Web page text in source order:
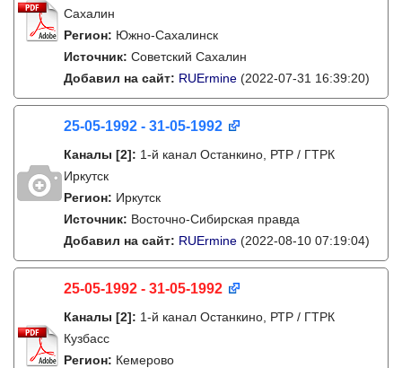
Сахалин
Регион: Южно-Сахалинск
Источник: Советский Сахалин
Добавил на сайт: RUErmine (2022-07-31 16:39:20)
25-05-1992 - 31-05-1992
Каналы [2]: 1-й канал Останкино, РТР / ГТРК
Иркутск
Регион: Иркутск
Источник: Восточно-Сибирская правда
Добавил на сайт: RUErmine (2022-08-10 07:19:04)
25-05-1992 - 31-05-1992
Каналы [2]: 1-й канал Останкино, РТР / ГТРК
Кузбасс
Регион: Кемерово